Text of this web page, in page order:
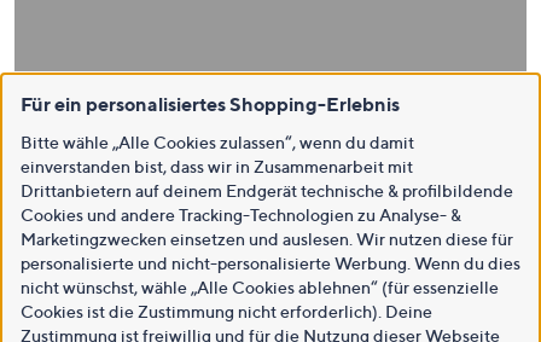
Für ein personalisiertes Shopping-Erlebnis
Bitte wähle „Alle Cookies zulassen“, wenn du damit
einverstanden bist, dass wir in Zusammenarbeit mit
Drittanbietern auf deinem Endgerät technische & profilbildende
Cookies und andere Tracking-Technologien zu Analyse- &
Marketingzwecken einsetzen und auslesen. Wir nutzen diese für
personalisierte und nicht-personalisierte Werbung. Wenn du dies
nicht wünschst, wähle „Alle Cookies ablehnen“ (für essenzielle
Cookies ist die Zustimmung nicht erforderlich). Deine
Zustimmung ist freiwillig und für die Nutzung dieser Webseite